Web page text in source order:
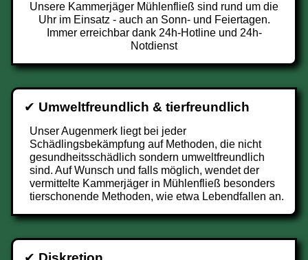
Unsere Kammerjäger Mühlenfließ sind rund um die
Uhr im Einsatz - auch an Sonn- und Feiertagen.
Immer erreichbar dank 24h-Hotline und 24h-
Notdienst
✔ Umweltfreundlich & tierfreundlich
Unser Augenmerk liegt bei jeder
Schädlingsbekämpfung auf Methoden, die nicht
gesundheitsschädlich sondern umweltfreundlich
sind. Auf Wunsch und falls möglich, wendet der
vermittelte Kammerjäger in Mühlenfließ besonders
tierschonende Methoden, wie etwa Lebendfallen an.